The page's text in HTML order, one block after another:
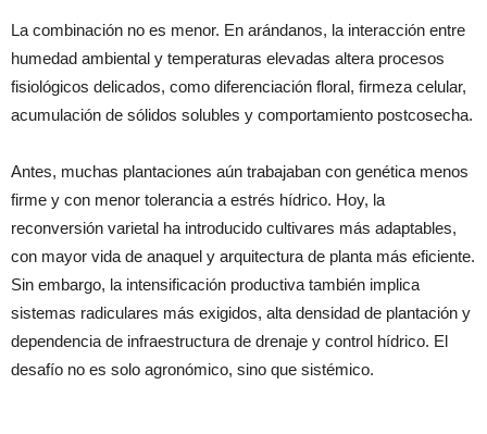
La combinación no es menor. En arándanos, la interacción entre
humedad ambiental y temperaturas elevadas altera procesos
fisiológicos delicados, como diferenciación floral, firmeza celular,
acumulación de sólidos solubles y comportamiento postcosecha.
Antes, muchas plantaciones aún trabajaban con genética menos
firme y con menor tolerancia a estrés hídrico. Hoy, la
reconversión varietal ha introducido cultivares más adaptables,
con mayor vida de anaquel y arquitectura de planta más eficiente.
Sin embargo, la intensificación productiva también implica
sistemas radiculares más exigidos, alta densidad de plantación y
dependencia de infraestructura de drenaje y control hídrico. El
desafío no es solo agronómico, sino que sistémico.